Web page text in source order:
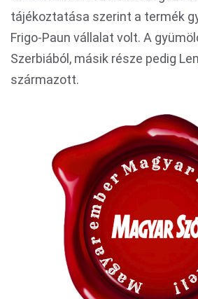
tájékoztatása szerint a termék
Frigo-Paun vállalat volt. A
Szerbiából, másik része pedig
származott.